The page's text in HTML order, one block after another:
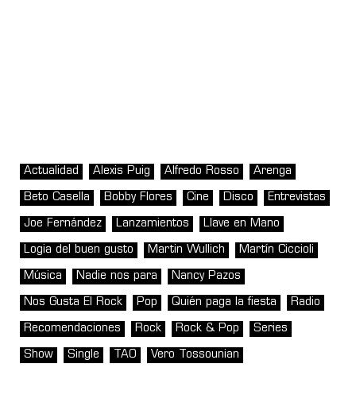
Actualidad Alexis Puig Alfredo Rosso Arenga
Beto Casella Bobby Flores Cine Disco Entrevistas
Joe Fernández Lanzamientos Llave en Mano
Logia del buen gusto Martin Wullich Martín Ciccioli
Música Nadie nos para Nancy Pazos
Nos Gusta El Rock Pop Quién paga la fiesta Radio
Recomendaciones Rock Rock & Pop Series
Show Single TAO Vero Tossounian